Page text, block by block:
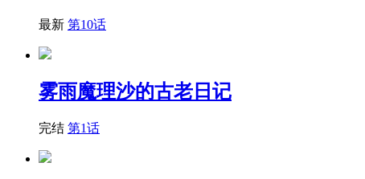
最新 第10话
雾雨魔理沙的古老日记
完结 第1话